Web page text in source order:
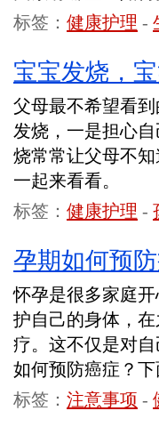
标签： 健康护理 -
宝宝发烧，
父母最不希望看
发烧，一是担心
烧常常让父母不
一起来看看。
标签： 健康护理 -
孕期如何预
怀孕是很多家庭
护自己的身体，
疗。这不仅是对
如何预防癌症？
标签： 注意事项 -